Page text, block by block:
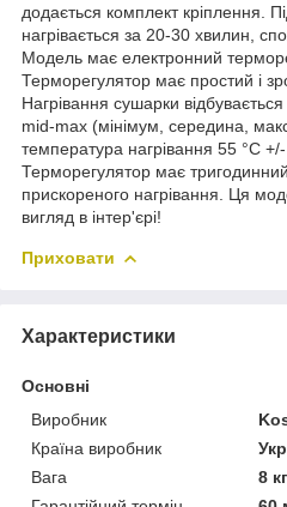
додається комплект кріплення.
нагрівається за 20-30 хвилин,
Модель має електронний
Терморегулятор має простий і
Нагрівання сушарки
mid-max (мінімум, середина,
температура нагрівання 55 °C +/-
Терморегулятор має
прискореного нагрівання. Ця
вигляд в інтер'єрі!
Приховати
Характеристики
Основні
Виробник
Країна виробник
Вага
8 кг